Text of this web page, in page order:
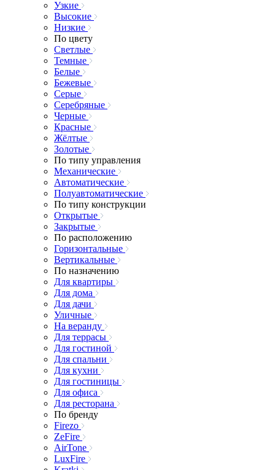
Узкие
Высокие
Низкие
По цвету
Светлые
Темные
Белые
Бежевые
Серые
Серебряные
Черные
Красные
Жёлтые
Золотые
По типу управления
Механические
Автоматические
Полуавтоматические
По типу конструкции
Открытые
Закрытые
По расположению
Горизонтальные
Вертикальные
По назначению
Для квартиры
Для дома
Для дачи
Уличные
На веранду
Для террасы
Для гостиной
Для спальни
Для кухни
Для гостиницы
Для офиса
Для ресторана
По бренду
Firezo
ZeFire
AirTone
LuxFire